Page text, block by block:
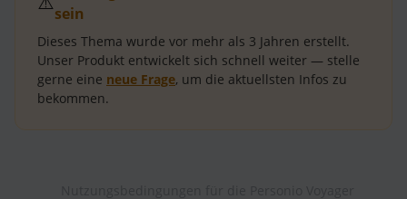
sein
Dieses Thema wurde vor mehr als 3 Jahren erstellt.
Unser Produkt entwickelt sich schnell weiter — stelle
gerne eine neue Frage, um die aktuellsten Infos zu
bekommen.